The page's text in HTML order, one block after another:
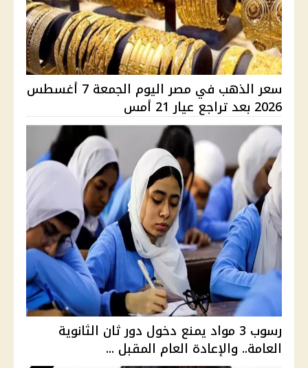
سعر الذهب في مصر اليوم الجمعة 7 أغسطس
2026 بعد تراجع عيار 21 أمس
رسوب 3 مواد يمنع دخول دور ثان الثانوية
العامة.. والإعادة العام المقبل ...